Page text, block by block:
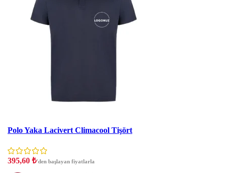
Polo Yaka Lacivert Climacool Tişört
395,60 ₺'den başlayan fiyatlarla